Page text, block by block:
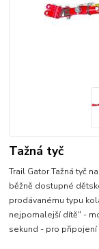
Tažná tyč
Trail Gator Tažná tyč
běžně dostupné
prodávanému typu
nejpomalejší dítě" -
sekund - pro připojení